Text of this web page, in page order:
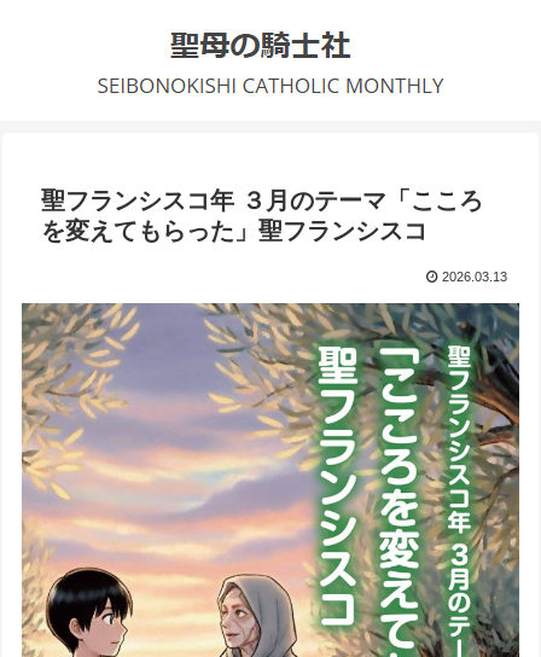
聖フランシスコ年 ３月のテーマ「こころ
を変えてもらった」聖フランシスコ
2026.03.13